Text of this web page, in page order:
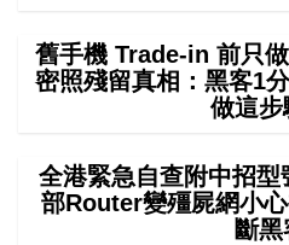
舊手機 Trade-in 前只
密照殘留真相：黑客1
做這步
全港緊急自查附中招
部Router變殭屍網小
斷黑